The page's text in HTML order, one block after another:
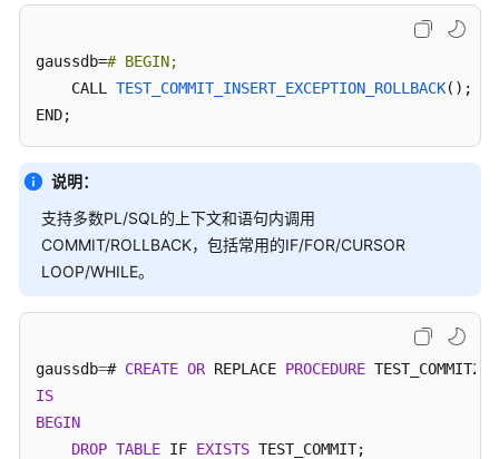
类
转
声
明
语
法
本
gaussdb=# BEGIN;
CALL TEST_COMMIT_INSERT_EXCEPTION_ROLLBACK() ;
END;
说明：
支持多数PL/SQL的上下文和语句内调用
COMMIT/ROLLBACK，包括常用的IF/FOR/CURSOR
LOOP/WHILE。
gaussdb=# CREATE OR REPLACE PROCEDURE
IS
BEGIN
DROP TABLE IF EXISTS TEST_COMMIT;